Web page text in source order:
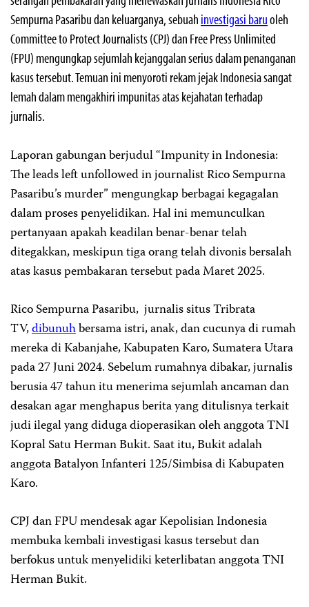
Sempurna Pasaribu dan keluarganya, sebuah investigasi baruoleh
Committee to Protect Journalists (CPJ) dan Free Press Unlimited
(FPU) mengungkap sejumlah kejanggalan serius dalam penanganan
kasus tersebut. Temuan ini menyoroti rekam jejak Indonesia sangat
lemah dalam mengakhiri impunitas atas kejahatan terhadap
jurnalis.
Laporan gabungan berjudul “Impunity in Indonesia:
The leads left unfollowed in journalist Rico Sempurna
Pasaribu’s murder” mengungkap berbagai kegagalan
dalam proses penyelidikan. Hal ini memunculkan
pertanyaan apakah keadilan benar-benar telah
ditegakkan, meskipun tiga orang telah divonis bersalah
atas kasus pembakaran tersebut pada Maret 2025.
Rico Sempurna Pasaribu, jurnalis situs Tribrata
TV,dibunuhbersama istri, anak, dan cucunya di rumah
mereka di Kabanjahe, Kabupaten Karo, Sumatera Utara
pada 27 Juni 2024. Sebelum rumahnya dibakar, jurnalis
berusia 47 tahun itu menerima sejumlah ancaman dan
desakan agar menghapus berita yang ditulisnya terkait
judi ilegal yang diduga dioperasikan oleh anggota TNI
Kopral Satu Herman Bukit. Saat itu, Bukit adalah
anggota Batalyon Infanteri 125/Simbisa di Kabupaten
Karo.
CPJ dan FPU mendesak agar Kepolisian Indonesia
membuka kembali investigasi kasus tersebut dan
berfokus untuk menyelidiki keterlibatan anggota TNI
Herman Bukit.